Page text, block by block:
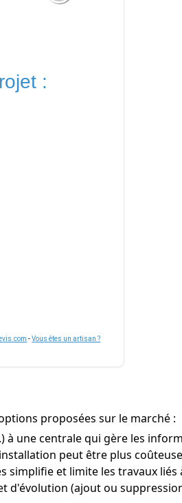
:
-Vous êtes un artisan ?
proposées sur le marché :
à une centrale qui gère les
peut être plus
simplifie et limite les travaux liés
d'évolution (ajout ou